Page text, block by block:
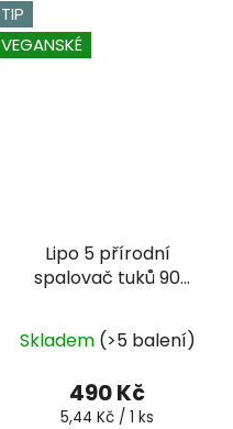
TIP
VEGANSKÉ
Lipo 5 přírodní
spalovač tuků 90
hodnocení
produktu
je
Skladem (>5 balení)
490 Kč
Měrná
5,44 Kč / 1 ks